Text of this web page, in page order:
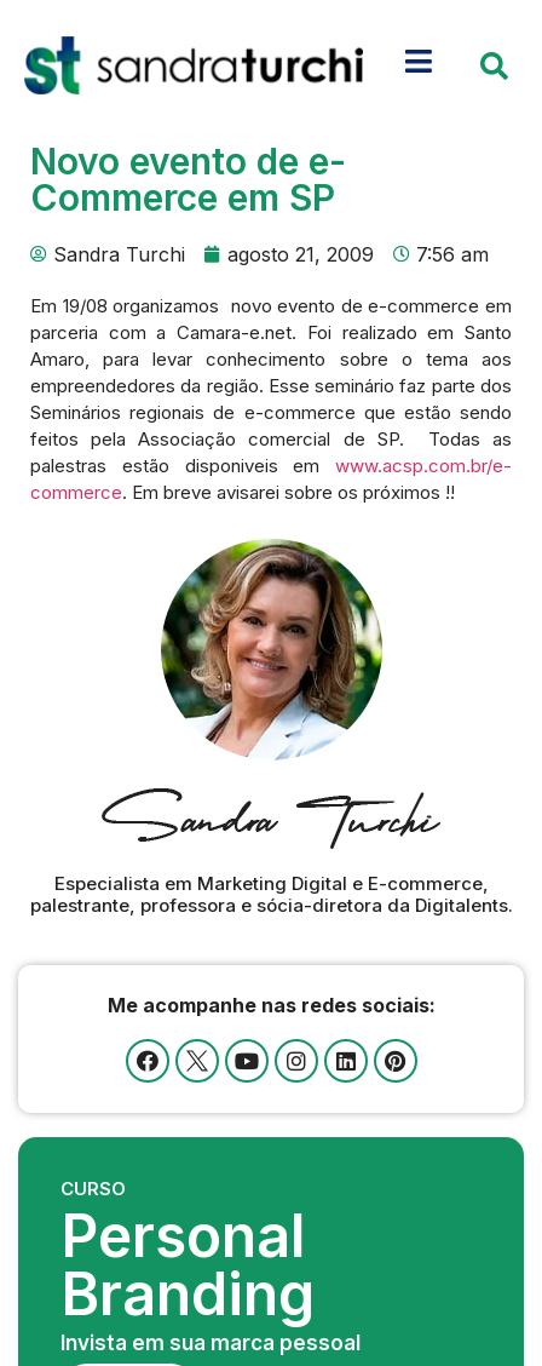
Novo evento de e-
Commerce em SP
Sandra Turchi agosto 21, 2009 7:56 am
Em 19/08 organizamos novo evento de e-commerce em
parceria com a Camara-e.net. Foi realizado em Santo
Amaro, para levar conhecimento sobre o tema aos
empreendedores da região. Esse seminário faz parte dos
Seminários regionais de e-commerce que estão sendo
feitos pela Associação comercial de SP. Todas as
palestras estão disponiveis em www.acsp.com.br/e-
commerce. Em breve avisarei sobre os próximos !!
Especialista em Marketing Digital e E-commerce,
palestrante, professora e sócia-diretora da Digitalents.
Me acompanhe nas redes sociais:
CURSO
Personal
Branding
Invista em sua marca pessoal